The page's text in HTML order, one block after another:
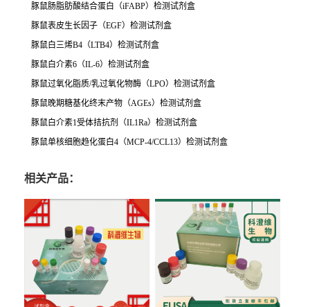
豚鼠肠脂肪酸结合蛋白（iFABP）检测试剂盒
豚鼠表皮生长因子（EGF）检测试剂盒
豚鼠白三烯B4 （LTB4）检测试剂盒
豚鼠白介素6 （IL-6）检测试剂盒
豚鼠过氧化脂质/乳过氧化物酶（LPO）检测试剂盒
豚鼠晚期糖基化终末产物（AGEs）检测试剂盒
豚鼠白介素1受体拮抗剂（IL1Ra）检测试剂盒
豚鼠单核细胞趋化蛋白4 （MCP-4/CCL13）检测试剂盒
相关产品：